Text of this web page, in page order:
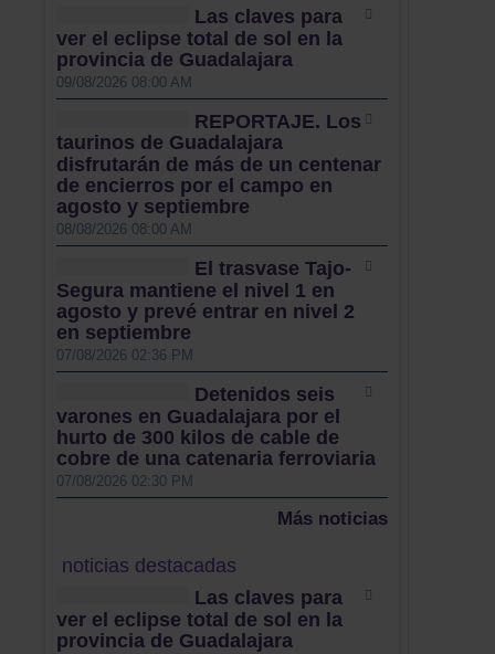
Las claves para
ver el eclipse total de sol en la
provincia de Guadalajara
09/08/2026 08:00 AM
REPORTAJE. Los
taurinos de Guadalajara
disfrutarán de más de un centenar
de encierros por el campo en
agosto y septiembre
08/08/2026 08:00 AM
El trasvase Tajo-
Segura mantiene el nivel 1 en
agosto y prevé entrar en nivel 2
en septiembre
07/08/2026 02:36 PM
Detenidos seis
varones en Guadalajara por el
hurto de 300 kilos de cable de
cobre de una catenaria ferroviaria
07/08/2026 02:30 PM
Más noticias
noticias destacadas
Las claves para
ver el eclipse total de sol en la
provincia de Guadalajara